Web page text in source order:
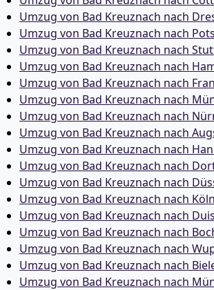
Umzug von Bad Kreuznach nach
Umzug von Bad Kreuznach nach
Umzug von Bad Kreuznach nach
Umzug von Bad Kreuznach nach
Umzug von Bad Kreuznach nach
Umzug von Bad Kreuznach nach
Umzug von Bad Kreuznach nach
Umzug von Bad Kreuznach nach
Umzug von Bad Kreuznach nach
Umzug von Bad Kreuznach nach
Umzug von Bad Kreuznach nach
Umzug von Bad Kreuznach nach Köln
Umzug von Bad Kreuznach nach
Umzug von Bad Kreuznach nach
Umzug von Bad Kreuznach nach
Umzug von Bad Kreuznach nach
Umzug von Bad Kreuznach nach